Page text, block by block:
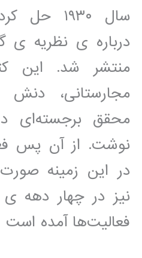
سال
منتشر شد. این
مجارستانی،
محقق برجسته‌ای
نوشت. از آن پس
در این زمینه صورت
نیز در چهار دهه ی
فعالیت‌ها آمده است